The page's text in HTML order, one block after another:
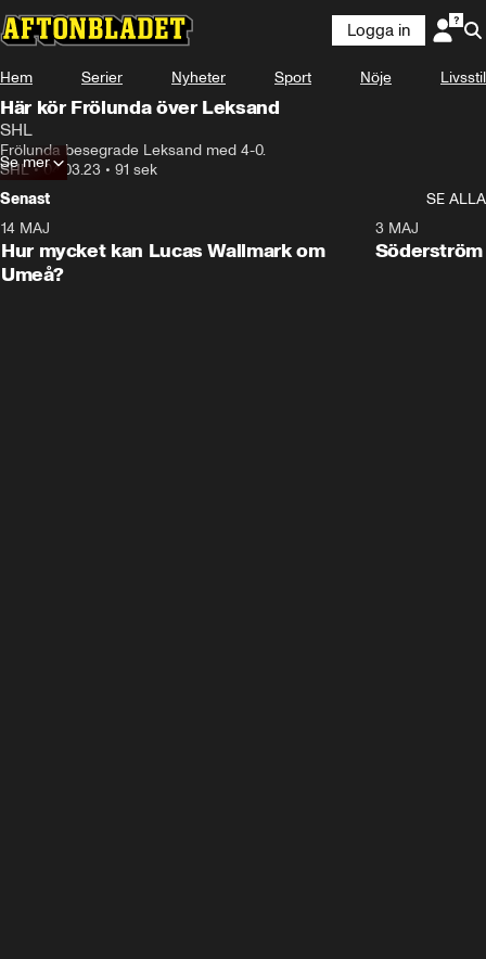
Logga in
Hem Serier Nyheter Sport Nöje Livsstil
Här kör Frölunda över Leksand
SHL
Frölunda besegrade Leksand med 4-0.
SHL•04.03.23 • 91 sek
Se mer
Senast
SE ALLA
Plus
14 MAJ
Hur mycket kan Lucas Wallmark om
Umeå?
3 MAJ